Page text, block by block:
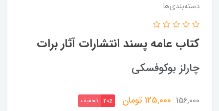
دسته‌بندی‌ها
کتاب عامه پسند انتشارات آثار برات
چارلز بوکوفسکی
156,000
125,000تومان 20٪ تخفیف